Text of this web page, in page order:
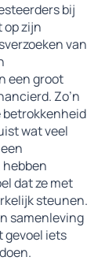
bij
op zijn
van
een groot
Zo’n
betrokkenheid
wat veel
dat ze met
steunen.
samenleving
gevoel iets